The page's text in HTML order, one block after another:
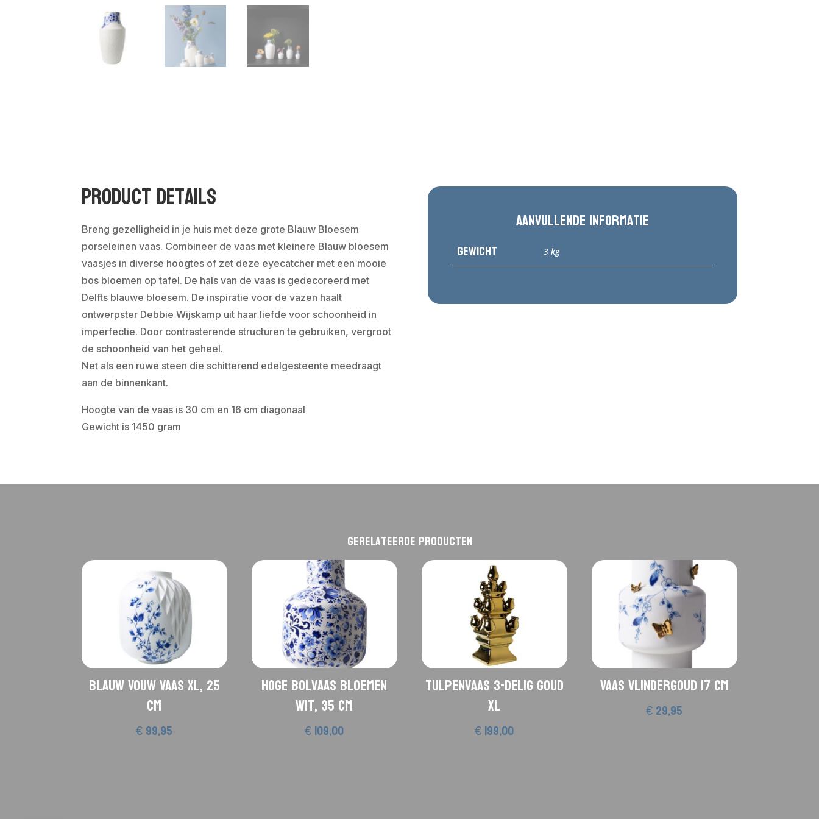
Product Details
Breng gezelligheid in je huis met deze grote Blauw Bloesem
porseleinen vaas. Combineer de vaas met kleinere Blauw bloesem
vaasjes in diverse hoogtes of zet deze eyecatcher met een mooie
bos bloemen op tafel. De hals van de vaas is gedecoreerd met
Delfts blauwe bloesem. De inspiratie voor de vazen haalt
ontwerpster Debbie Wijskamp uit haar liefde voor schoonheid in
imperfectie. Door contrasterende structuren te gebruiken, vergroot
de schoonheid van het geheel.
Net als een ruwe steen die schitterend edelgesteente meedraagt
aan de binnenkant.
Hoogte van de vaas is 30 cm en 16 cm diagonaal
Gewicht is 1450 gram
Aanvullende informatie
Gewicht 3 kg
Gerelateerde producten
Blauw Vouw Vaas XL, 25
cm
€99,95
Hoge bolvaas bloemen
wit, 35 cm
€109,00
Tulpenvaas 3-delig Goud
XL
€199,00
Vaas Vlindergoud 17 cm
€29,95